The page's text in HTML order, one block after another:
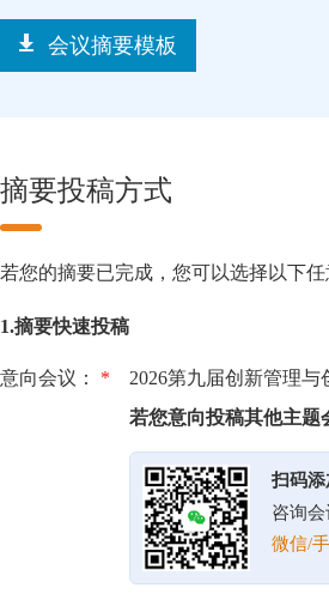
会议摘要模板
摘要投稿方式
若您的摘要已完成，您可以选择以下任
1.摘要快速投稿
意向会议： *
2026第九届创新管理与
若您意向投稿其他主题
扫码添
咨询
微信/